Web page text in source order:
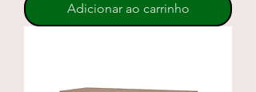
Adicionar ao carrinho